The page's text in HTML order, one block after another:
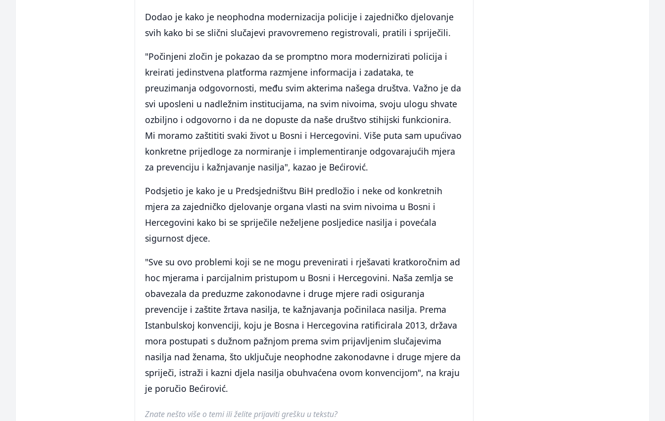
Dodao je kako je neophodna modernizacija policije i zajedničko djelovanje
svih kako bi se slični slučajevi pravovremeno registrovali, pratili i spriječili.
"Počinjeni zločin je pokazao da se promptno mora modernizirati policija i
kreirati jedinstvena platforma razmjene informacija i zadataka, te
preuzimanja odgovornosti, među svim akterima našega društva. Važno je da
svi uposleni u nadležnim institucijama, na svim nivoima, svoju ulogu shvate
ozbiljno i odgovorno i da ne dopuste da naše društvo stihijski funkcionira.
Mi moramo zaštititi svaki život u Bosni i Hercegovini. Više puta sam upućivao
konkretne prijedloge za normiranje i implementiranje odgovarajućih mjera
za prevenciju i kažnjavanje nasilja", kazao je Bećirović.
Podsjetio je kako je u Predsjedništvu BiH predložio i neke od konkretnih
mjera za zajedničko djelovanje organa vlasti na svim nivoima u Bosni i
Hercegovini kako bi se spriječile neželjene posljedice nasilja i povećala
sigurnost djece.
"Sve su ovo problemi koji se ne mogu prevenirati i rješavati kratkoročnim ad
hoc mjerama i parcijalnim pristupom u Bosni i Hercegovini. Naša zemlja se
obavezala da preduzme zakonodavne i druge mjere radi osiguranja
prevencije i zaštite žrtava nasilja, te kažnjavanja počinilaca nasilja. Prema
Istanbulskoj konvenciji, koju je Bosna i Hercegovina ratificirala 2013, država
mora postupati s dužnom pažnjom prema svim prijavljenim slučajevima
nasilja nad ženama, što uključuje neophodne zakonodavne i druge mjere da
spriječi, istraži i kazni djela nasilja obuhvaćena ovom konvencijom", na kraju
je poručio Bećirović.
Znate nešto više o temi ili želite prijaviti grešku u tekstu?